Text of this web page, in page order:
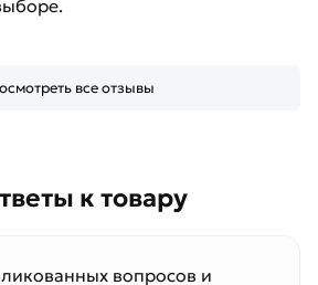
все отзывы
к товару
вопросов и